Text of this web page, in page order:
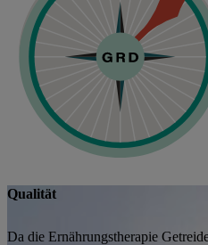
Qualität
Da die Ernährungstherapie